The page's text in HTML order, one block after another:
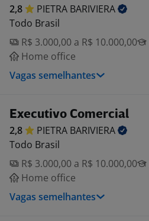
2,8 PIETRA BARIVIERA
Todo Brasil
R$ 3.000,00 a R$ 10.000,00
Home office
Vagas semelhantes
Executivo Comercial
2,8 PIETRA BARIVIERA
Todo Brasil
R$ 3.000,00 a R$ 10.000,00
Home office
Vagas semelhantes